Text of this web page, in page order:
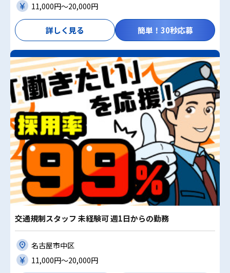
11,000円〜20,000円
詳しく見る 簡単！30秒応募
交通規制スタッフ 未経験可 週1日からの勤務
名古屋市中区
11,000円〜20,000円